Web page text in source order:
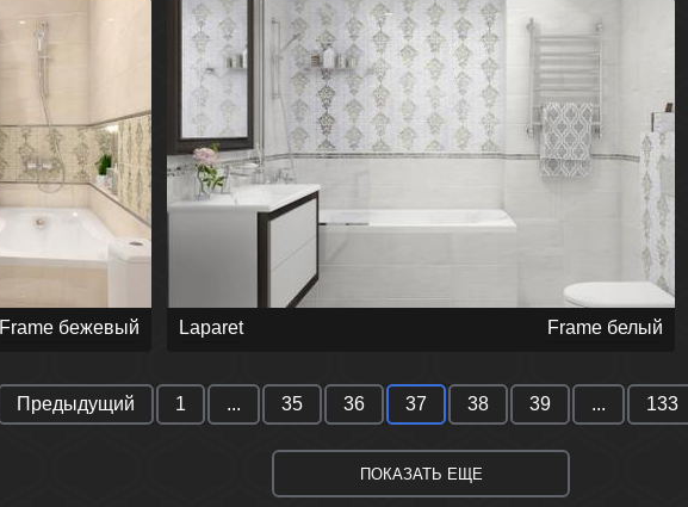
Frame бежевый Laparet Frame белый
Предыдущий 1 ... 35 36 37 38 39 ... 133
ПОКАЗАТЬ ЕЩЕ